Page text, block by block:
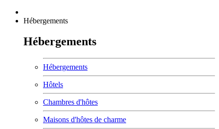
Hébergements
Hébergements
Hébergements
Hôtels
Chambres d'hôtes
Maisons d'hôtes de charme